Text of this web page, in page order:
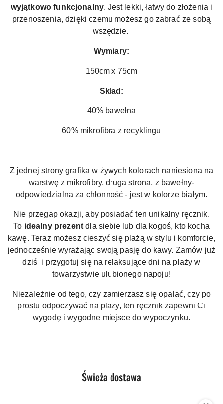
wyjątkowo funkcjonalny. Jest lekki, łatwy do złożenia i
przenoszenia, dzięki czemu możesz go zabrać ze sobą
wszędzie.
Wymiary:
150cm x 75cm
Skład:
40% bawełna
60% mikrofibra z recyklingu
Z jednej strony grafika w żywych kolorach naniesiona na
warstwę z mikrofibry, druga strona, z bawełny-
odpowiedzialna za chłonność - jest w kolorze białym.
Nie przegap okazji, aby posiadać ten unikalny ręcznik.
To idealny prezent dla siebie lub dla kogoś, kto kocha
kawę. Teraz możesz cieszyć się plażą w stylu i komforcie,
jednocześnie wyrażając swoją pasję do kawy. Zamów już
dziś i przygotuj się na relaksujące dni na plaży w
towarzystwie ulubionego napoju!
Niezależnie od tego, czy zamierzasz się opalać, czy po
prostu odpoczywać na plaży, ten ręcznik zapewni Ci
wygodę i wygodne miejsce do wypoczynku.
Pomiń karuzelę produktów
Produkty
Świeża dostawa